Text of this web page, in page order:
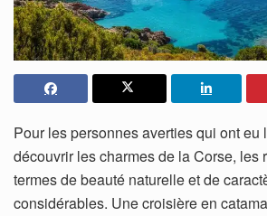
Pour les personnes averties qui ont eu
découvrir les charmes de la Corse, les
termes de beauté naturelle et de
considérables. Une croisière en